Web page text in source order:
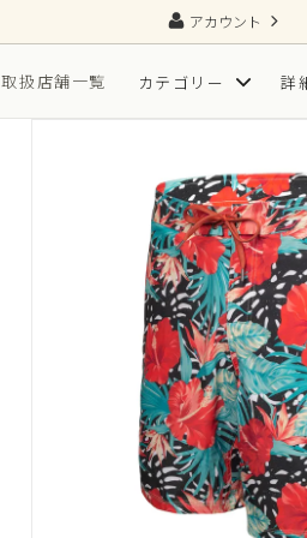
アカウント
取扱店舗一覧 カテゴリー
ソックス
詳
SPORT(スポー
TGRAINING（ト
Tシャツ
サイズから探す
一枚で、すべて